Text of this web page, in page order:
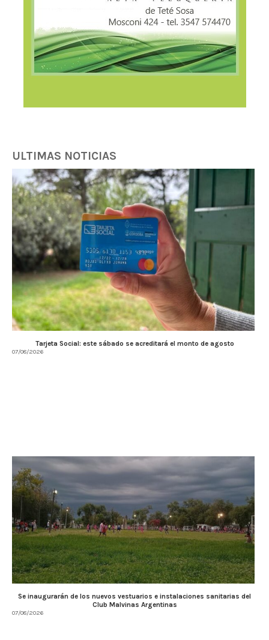
ULTIMAS NOTICIAS
Tarjeta Social: este sábado se acreditará el monto de agosto
07/08/2026
Se inaugurarán de los nuevos vestuarios e instalaciones sanitarias del
Club Malvinas Argentinas
07/08/2026